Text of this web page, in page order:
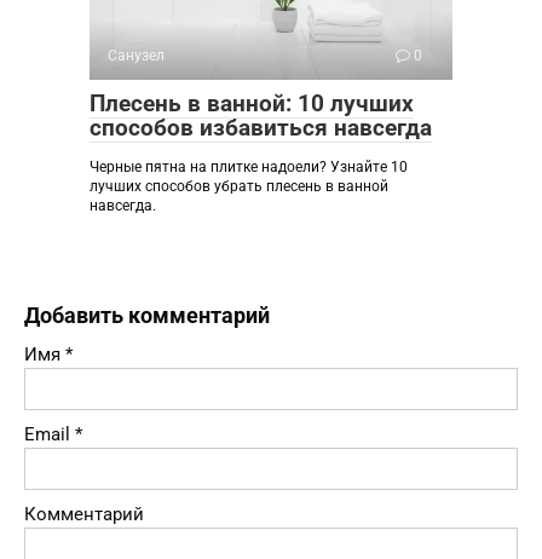
Санузел 0
Плесень в ванной: 10 лучших
способов избавиться навсегда
Черные пятна на плитке надоели? Узнайте 10
лучших способов убрать плесень в ванной
навсегда.
Добавить комментарий
Имя *
Email *
Комментарий